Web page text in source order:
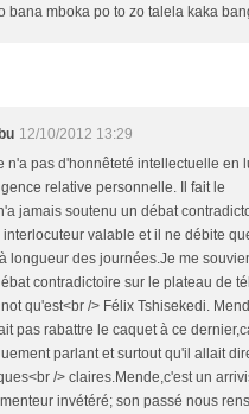
bana mboka po to zo talela kaka
12/10/2012 13:29
n'a pas d'honnêteté intellectuelle en
relative personnelle. Il fait le
jamais soutenu un débat
interlocuteur valable et il ne débite
longueur des journées.Je me
contradictoire sur le plateau de
qu'est<br /> Félix Tshisekedi.
pas rabattre le caquet à ce
parlant et surtout qu'il allait
/> claires.Mende,c'est un
invétéré; son passé nous